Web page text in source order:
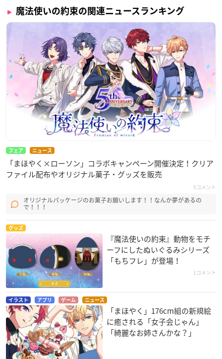
Android
魔法使いの約束の関連ニュースランキング
フェア ニュース
「まほやく×ローソン」コラボキャンペーン開催決定！クリア
ファイル配布やオリジナル菓子・グッズを販売
5コメント
オリジナルパッケージのお菓子お願いします！！なんか夢があるの
で！！！
グッズ
『魔法使いの約束』動物をモチ
ーフにしたぬいぐるみシリーズ
「もちフレ」が登場！
1コメント
イラスト アプリ ゲーム ニュース
「まほやく」176cm組の新規絵
に癒される「女子会じゃん」
「綺麗なお姉さんかな？」